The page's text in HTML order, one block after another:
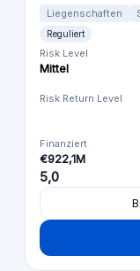
Liegenschaften
Reguliert
Risk Level
Mittel
Risk Return Level
Finanziert
€922,1M
5,0